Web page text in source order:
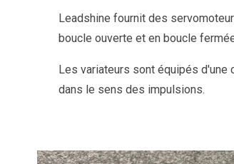
Leadshine fournit des
boucle ouverte et en boucle
Les variateurs sont équipés d'une
dans le sens des impulsions.